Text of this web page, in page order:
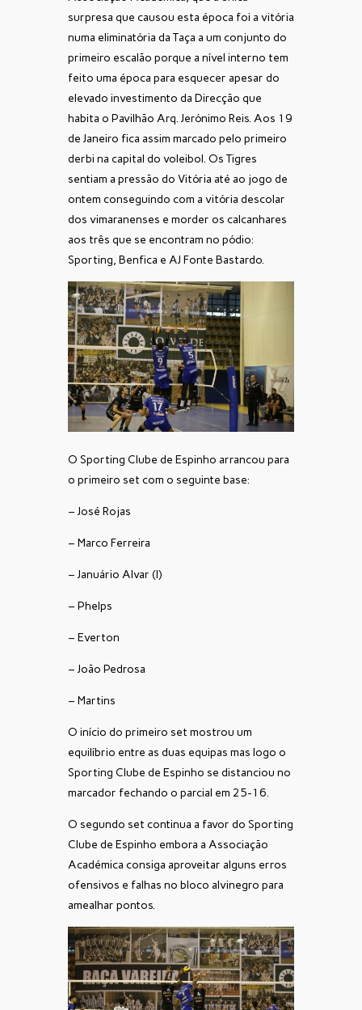
surpresa que causou esta época foi a vitória
numa eliminatória da Taça a um conjunto do
primeiro escalão porque a nível interno tem
feito uma época para esquecer apesar do
elevado investimento da Direcção que
habita o Pavilhão Arq. Jerónimo Reis. Aos 19
de Janeiro fica assim marcado pelo primeiro
derbi na capital do voleibol. Os Tigres
sentiam a pressão do Vitória até ao jogo de
ontem conseguindo com a vitória descolar
dos vimaranenses e morder os calcanhares
aos três que se encontram no pódio:
Sporting, Benfica e AJ Fonte Bastardo.
O Sporting Clube de Espinho arrancou para
o primeiro set com o seguinte base:
– José Rojas
– Marco Ferreira
– Januário Alvar (l)
– Phelps
– Everton
– João Pedrosa
– Martins
O início do primeiro set mostrou um
equilíbrio entre as duas equipas mas logo o
Sporting Clube de Espinho se distanciou no
marcador fechando o parcial em 25-16.
O segundo set continua a favor do Sporting
Clube de Espinho embora a Associação
Académica consiga aproveitar alguns erros
ofensivos e falhas no bloco alvinegro para
amealhar pontos.